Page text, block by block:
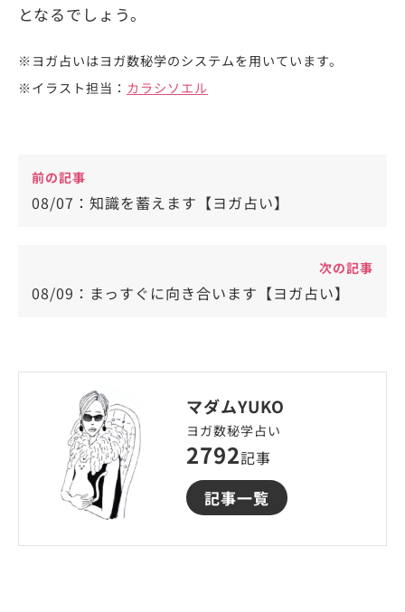
となるでしょう。
※ヨガ占いはヨガ数秘学のシステムを用いています。
※イラスト担当： カラシソエル
前の記事
08/07：知識を蓄えます【ヨガ占い】
次の記事
08/09：まっすぐに向き合います【ヨガ占い】
マダムYUKO
ヨガ数秘学占い
2792記事
記事一覧